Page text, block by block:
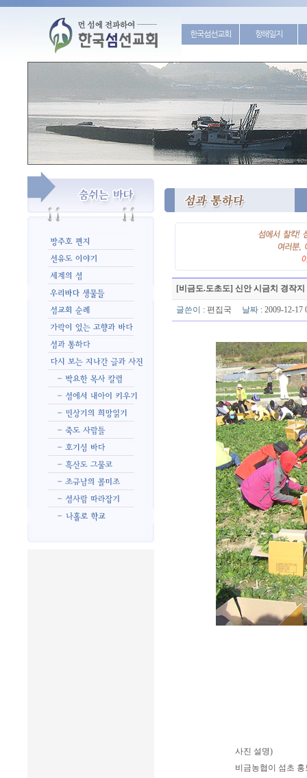
한국섬선교회 항해일지
[비금도.도초도] 신안 시금치 경작
글쓴이 : 편집국 날짜: 2009-12-
사진 설명)
비금농협이 섬초